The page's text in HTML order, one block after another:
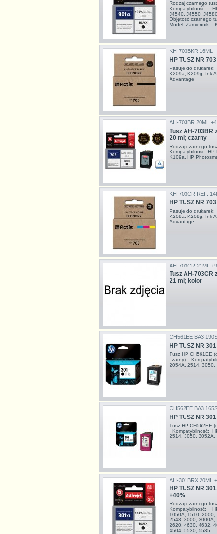
Rodzaj czarnego
Kompatybilność:
J4540, J4550,
Objętość czarnego
Model Zamiennik
KH-703BKR 16ML
HP TUSZ NR
Pasuje do
K209a, K209g, Ink
Advantage
AH-703BR 20ML
Tusz AH-703BR
20 ml; czarny
Rodzaj czarnego
Kompatybilność: HP
K109a. HP
KH-703CR REF.
HP TUSZ NR
Pasuje do
K209a, K209g, Ink
Advantage
AH-703CR 21ML
Tusz AH-703CR
21 ml; kolor
CH561EE BA3
HP TUSZ NR
Tusz HP CH561EE
czarny)
2054A, 2514,
CH562EE BA3
HP TUSZ NR
Tusz HP CH562EE
Kompatybilność:
2514, 3050,
AH-301BRX 20ML
HP TUSZ NR
+40%
Rodzaj czarnego
Kompatybilność:
1050A, 1510, 2000,
2543, 3000, 3000A,
2620, 4630, 4632,
4504, 5530, 5535.